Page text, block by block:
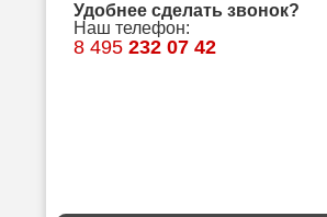
Удобнее сделать звонок?
Наш телефон:
8 495 232 07 42